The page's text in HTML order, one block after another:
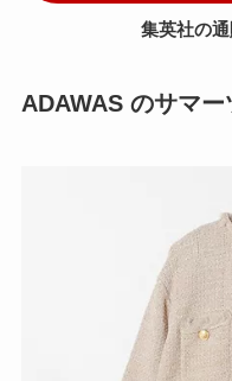
集英社の
ADAWAS のサマ